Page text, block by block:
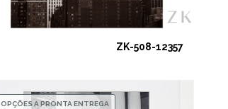
ZK-508-12357
OPÇÕES A PRONTA ENTREGA